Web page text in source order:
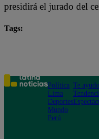
presidirá el jurado del
Tags:
Política
Lima
Deportes
Mundo
Perú
Te ayudo